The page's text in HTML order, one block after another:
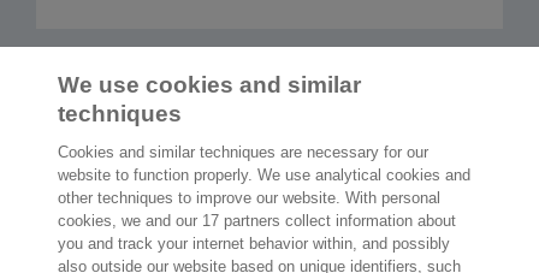
2.000 spécialistessont prêts à vous aider
We use cookies and similar
techniques
Cookies and similar techniques are necessary for our
website to function properly. We use analytical cookies and
other techniques to improve our website. With personal
cookies, we and our 17 partners collect information about
you and track your internet behavior within, and possibly
also outside our website based on unique identifiers, such